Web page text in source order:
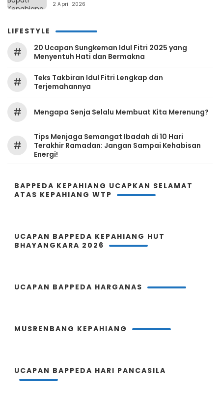
2 April 2026
LIFESTYLE
#
20 Ucapan Sungkeman Idul Fitri 2025 yang
Menyentuh Hati dan Bermakna
#
Teks Takbiran Idul Fitri Lengkap dan
Terjemahannya
# Mengapa Senja Selalu Membuat Kita Merenung?
#
Tips Menjaga Semangat Ibadah di 10 Hari
Terakhir Ramadan: Jangan Sampai Kehabisan
Energi!
BAPPEDA KEPAHIANG UCAPKAN SELAMAT
ATAS KEPAHIANG WTP
UCAPAN BAPPEDA KEPAHIANG HUT
BHAYANGKARA 2026
UCAPAN BAPPEDA HARGANAS
MUSRENBANG KEPAHIANG
UCAPAN BAPPEDA HARI PANCASILA